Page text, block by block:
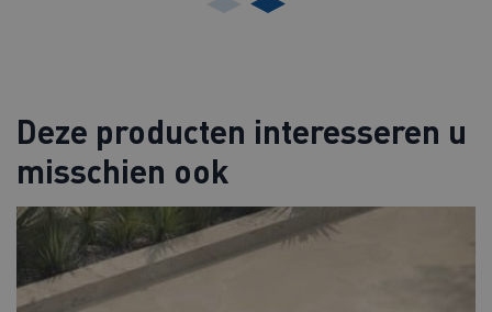
Deze producten interesseren u
misschien ook